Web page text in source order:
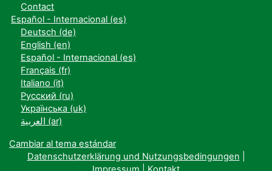
Contact
Español - Internacional ‎(es)‎
Deutsch ‎(de)‎
English ‎(en)‎
Español - Internacional ‎(es)‎
Français ‎(fr)‎
Italiano ‎(it)‎
Русский ‎(ru)‎
Українська ‎(uk)‎
العربية ‎(ar)‎
Cambiar al tema estándar
Datenschutzerklärung und Nutzungsbedingungen